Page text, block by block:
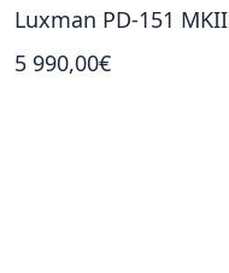
Luxman PD-151 MKII
5 990,00€